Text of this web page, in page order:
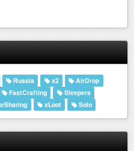
Russia x2
AirDrop
FastCrafting
Sleepers
xLoot Solo